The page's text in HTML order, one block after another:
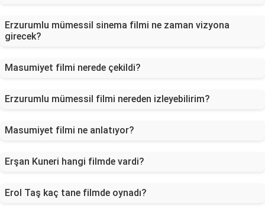
Erzurumlu mümessil sinema filmi ne zaman vizyona
girecek?
Masumiyet filmi nerede çekildi?
Erzurumlu mümessil filmi nereden izleyebilirim?
Masumiyet filmi ne anlatıyor?
Erşan Kuneri hangi filmde vardi?
Erol Taş kaç tane filmde oynadı?